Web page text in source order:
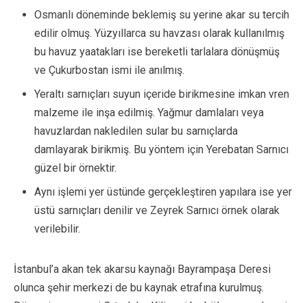
Osmanlı döneminde beklemiş su yerine akar su tercih
edilir olmuş. Yüzyıllarca su havzası olarak kullanılmış
bu havuz yaatakları ise bereketli tarlalara dönüşmüş
ve Çukurbostan ismi ile anılmış.
Yeraltı sarnıçları suyun içeride birikmesine imkan vren
malzeme ile inşa edilmiş. Yağmur damlaları veya
havuzlardan nakledilen sular bu sarnıçlarda
damlayarak birikmiş. Bu yöntem için Yerebatan Sarnıcı
güzel bir örnektir.
Aynı işlemi yer üstünde gerçekleştiren yapılara ise yer
üstü sarnıçları denilir ve Zeyrek Sarnıcı örnek olarak
verilebilir.
İstanbul’a akan tek akarsu kaynağı Bayrampaşa Deresi
olunca şehir merkezi de bu kaynak etrafına kurulmuş.